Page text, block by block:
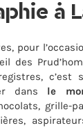
à
pour
des
c’est
dans le
grille-